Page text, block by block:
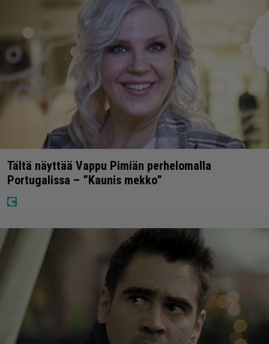
Tältä näyttää Vappu Pimiän perhelomalla
Portugalissa – ”Kaunis mekko”